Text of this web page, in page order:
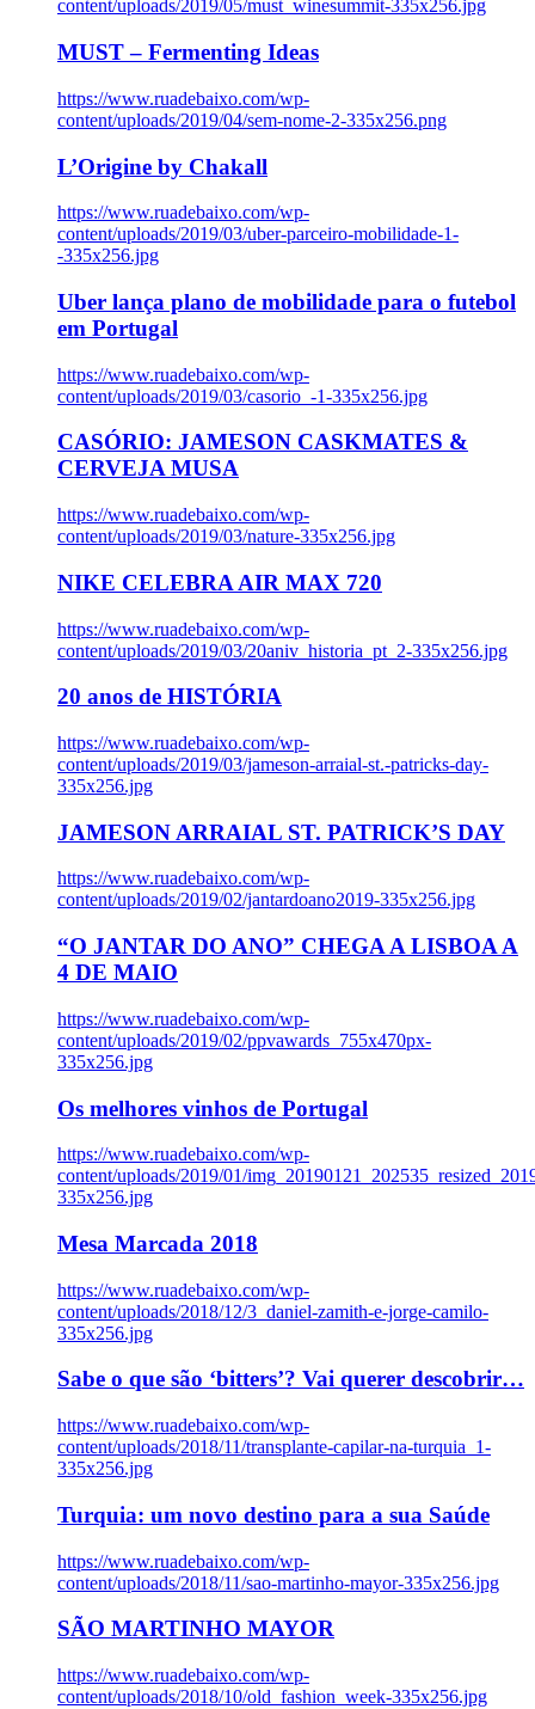
content/uploads/2019/05/must_winesummit-335x256.jpg
MUST – Fermenting Ideas
https://www.ruadebaixo.com/wp-
content/uploads/2019/04/sem-nome-2-335x256.png
L’Origine by Chakall
https://www.ruadebaixo.com/wp-
content/uploads/2019/03/uber-parceiro-mobilidade-1-
-335x256.jpg
Uber lança plano de mobilidade para o futebol
em Portugal
https://www.ruadebaixo.com/wp-
content/uploads/2019/03/casorio_-1-335x256.jpg
CASÓRIO: JAMESON CASKMATES &
CERVEJA MUSA
https://www.ruadebaixo.com/wp-
content/uploads/2019/03/nature-335x256.jpg
NIKE CELEBRA AIR MAX 720
https://www.ruadebaixo.com/wp-
content/uploads/2019/03/20aniv_historia_pt_2-335x256.jpg
20 anos de HISTÓRIA
https://www.ruadebaixo.com/wp-
content/uploads/2019/03/jameson-arraial-st.-patricks-day-
335x256.jpg
JAMESON ARRAIAL ST. PATRICK’S DAY
https://www.ruadebaixo.com/wp-
content/uploads/2019/02/jantardoano2019-335x256.jpg
“O JANTAR DO ANO” CHEGA A LISBOA A
4 DE MAIO
https://www.ruadebaixo.com/wp-
content/uploads/2019/02/ppvawards_755x470px-
335x256.jpg
Os melhores vinhos de Portugal
https://www.ruadebaixo.com/wp-
content/uploads/2019/01/
335x256.jpg
Mesa Marcada 2018
https://www.ruadebaixo.com/wp-
content/uploads/2018/12/3_daniel-zamith-e-jorge-camilo-
335x256.jpg
Sabe o que são ‘bitters’? Vai querer descobrir…
https://www.ruadebaixo.com/wp-
content/uploads/2018/11/transplante-capilar-na-turquia_1-
335x256.jpg
Turquia: um novo destino para a sua Saúde
https://www.ruadebaixo.com/wp-
content/uploads/2018/11/sao-martinho-mayor-335x256.jpg
SÃO MARTINHO MAYOR
https://www.ruadebaixo.com/wp-
content/uploads/2018/10/old_fashion_week-335x256.jpg